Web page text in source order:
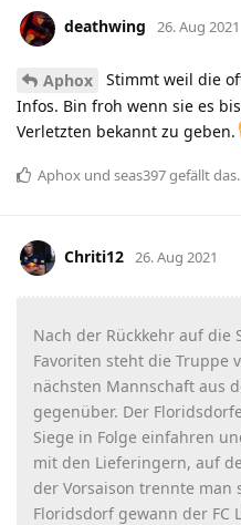
deathwing 26. Aug 2021
Aphox
Stimmt weil die
Infos. Bin froh wenn sie es
Verletzten bekannt zu geben.
Aphox und seas397gefällt das.
Chriti12 26. Aug 2021
Nach der Rückkehr auf die
Favoriten steht die Truppe
nächsten Mannschaft aus
gegenüber. Der
Siege in Folge einfahren
mit den Lieferingern, auf
der Vorsaison trennte man
Floridsdorf gewann der FC